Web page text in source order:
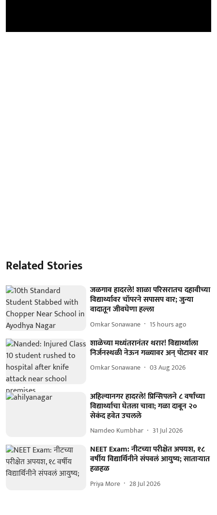
Related Stories
जळगाव हादरले! शाळा परिसरातच दहावीच्या
विद्यार्थ्यावर चॉपरने सपासप वार; जुन्या
वादातून जीवघेणा हल्ला
Omkar Sonawane 15 hours ago
शाळेच्या मध्यंतरानंतर थरार! विद्यार्थ्याला
निर्जनस्थळी नेऊन गळ्यावर अन् पोटावर वार
Omkar Sonawane 03 Aug 2026
अहिल्यानगर हादरले! प्रिन्सिपलने ८ वर्षांच्या
विद्यार्थ्याचा घेतला चावा; गळा दाबून २०
सेकंद हवेत उचलले
Namdeo Kumbhar 31 Jul 2026
NEET Exam: नीटच्या परीक्षेत अपयश, १८
वर्षीय विद्यार्थिनीने संपवलं आयुष्य; साताऱ्यात
हळहळ
Priya More 28 Jul 2026